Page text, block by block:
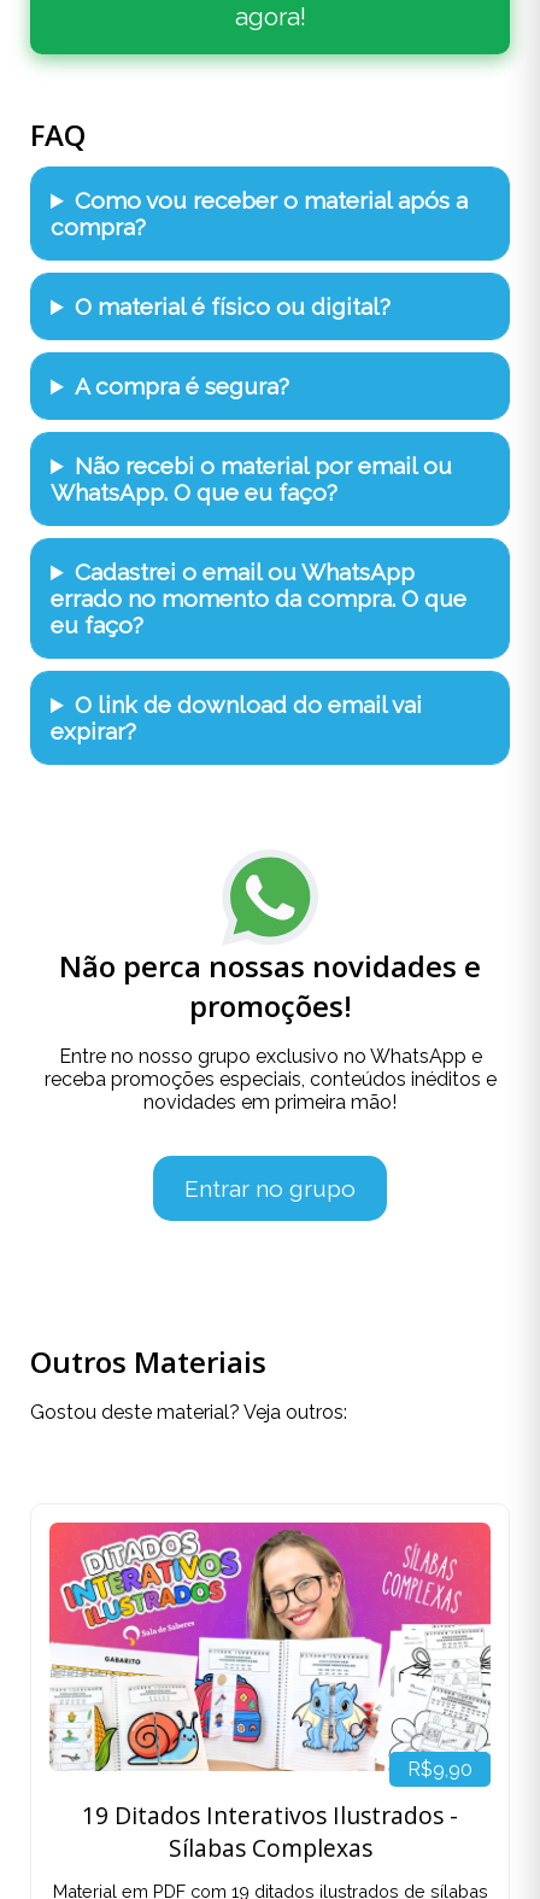
agora!
FAQ
Como vou receber o material após a
compra?
O material é físico ou digital?
A compra é segura?
Não recebi o material por email ou
WhatsApp. O que eu faço?
Cadastrei o email ou WhatsApp
errado no momento da compra. O que
eu faço?
O link de download do email vai
expirar?
Não perca nossas novidades e
promoções!
Entre no nosso grupo exclusivo no WhatsApp e
receba promoções especiais, conteúdos inéditos e
novidades em primeira mão!
Entrar no grupo
Outros Materiais
Gostou deste material? Veja outros:
R$9,90
19 Ditados Interativos Ilustrados -
Sílabas Complexas
Material em PDF com 19 ditados ilustrados de sílabas